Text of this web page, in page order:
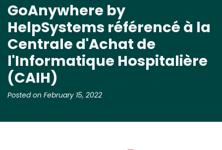
GoAnywhere by
HelpSystems référencé à la
Centrale d'Achat de
l'Informatique Hospitalière
(CAIH)
Posted on February 15, 2022